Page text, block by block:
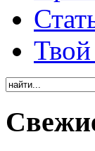
Твой